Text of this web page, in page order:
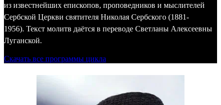
из известнейших епископов, проповедников и мыслителей
Сербской Церкви святителя Николая Сербского (1881-
1956). Текст молитв даётся в переводе Светланы Алексеевны
Луганской.
Скачать все программы цикла